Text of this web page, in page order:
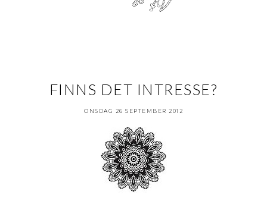
FINNS DET INTRESSE?
ONSDAG 26 SEPTEMBER 2012